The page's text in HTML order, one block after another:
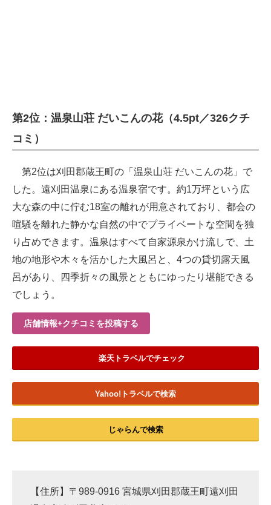
第2位：温泉山荘 だいこんの花（4.5pt／326クチ
コミ）
第2位は刈田郡蔵王町の「温泉山荘 だいこんの花」で
した。遠刈田温泉にある温泉宿です。約1万坪という広
大な森の中に佇む18室の離れが用意されており、都会の
喧騒を離れた静かな自然の中でプライベートな空間を独
り占めできます。温泉はすべて自家源泉かけ流しで、土
地の地形や木々を活かした大風呂と、4つの貸切露天風
呂があり、四季折々の風景とともにゆったり堪能できる
でしょう。
店舗情報+クチコミを投稿する
楽天トラベルでチェック
Yahoo!トラベルで検索
じゃらんで検索
【住所】〒989-0916 宮城県刈田郡蔵王町遠刈田